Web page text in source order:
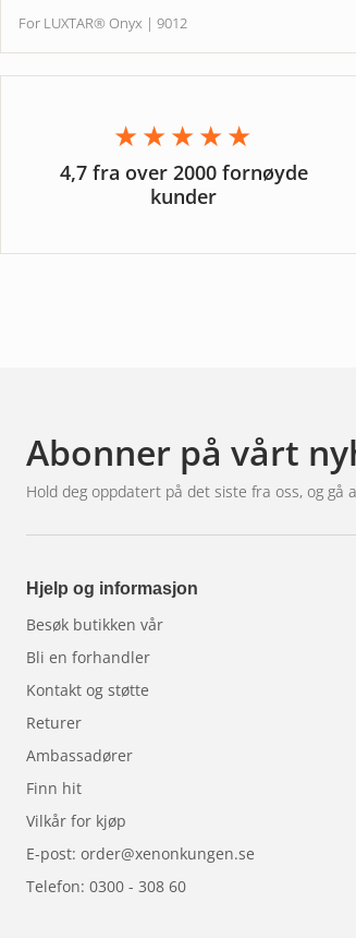
For LUXTAR® Onyx | 9012
★★★★★
4,7 fra over 2000 fornøyde
kunder
Abonner på vårt
Hold deg oppdatert på det siste fra oss, og gå
Hjelp og informasjon
Besøk butikken vår
Bli en forhandler
Kontakt og støtte
Returer
Ambassadører
Finn hit
Vilkår for kjøp
E-post: order@xenonkungen.se
Telefon: 0300 - 308 60